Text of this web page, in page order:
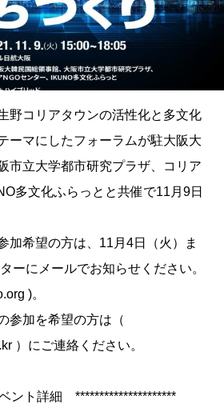
野コリアタウンの活性化と多文化
ーマにしたフォーラムが駐大阪大
市立大学都市研究プラザ、コリア
多文化ふらっとと共催で11月9日
希望の方は、11月4日（火）ま
ーにメールでお知らせください。
)。
参加を希望の方は（
）にご連絡ください。
ント詳細 *********************